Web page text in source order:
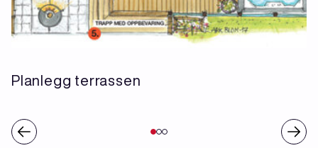
Planlegg terrassen